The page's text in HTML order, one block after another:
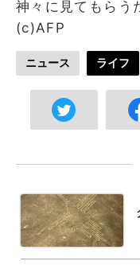
神々に見てもらう
(c)AFP
ニュース ライフ